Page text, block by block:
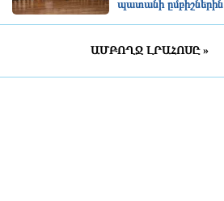
պատանի ըմբիշներին
Դատախազությունն
ԱՄԲՈՂՋ ԼՐԱՀՈՍԸ »